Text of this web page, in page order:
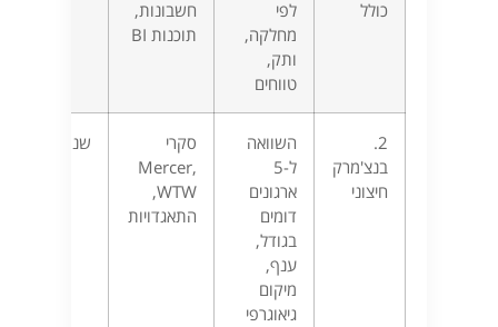
כולל
לפי
מחלקה,
ותק,
טווחים
חשבונות,
תוכנות BI
2.
בנצ'מרק
חיצוני
השוואה
ל-5
ארגונים
דומים
בגודל,
ענף,
מיקום
גיאוגרפי
סקרי
Mercer,
WTW,
התאגדויות
שנתי